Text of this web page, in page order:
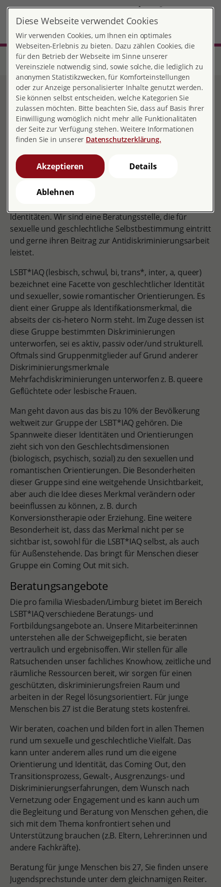
DE
Start Hessen
Beratungsstelle Wiesbaden
Sexuelle Orientierung und geschlechtliche Identität (LSBT*IAQ)
Sexuelle Orientierung und
geschlechtliche Identität
(LSBT*IAQ)
Die pro familia Wiesbaden/Limburg versteht sich als
Anlaufstelle für Menschen aller sexuellen und
Identitäten. Wir sind eine Beratungsstelle, die für
sexuelle und geschlechtliche Selbstbestimmung eintritt
und gerne ihren Beitrag zur Antidiskriminierungsarbeit
leistet.
LSBT*IAQ (lesbisch, schwul, bi, trans*, inter, a, queer)
bezeichnet eine Facette von geschlechtlicher Identität
und sexueller, sowie romantischer Orientierungen. Es
dient einer Gruppe als Identifikationsmerkmal, die
abseits der cis-hetero Norm steht. Im Zuge dessen ist
diese Gruppe bestimmten Diskriminierungen
unterworfen, sei es aktiv, passiv oder/und strukturell.
Oftmals sind Gruppenmitglieder auf Grund anderer
Diskriminierungsmerkmale
Mehrfachdiskriminierungen unterworfen z. B. queere
Geflüchtete oder lesbische Frauen.
Man geht davon aus das bis zu 10% der Bevölkerung
weltweit zur Gruppe der LSBT*IAQ gehören. Die
Spannweite dieser Identitäten und Orientierungen
zieht sich von den Geschlechtsdimensionen
(biologisch, psychisch, sozial) zu den sexuellen und
romantischen Orientierungen. Die Besonderheiten
dieser Gruppe sind eine weitgehende Unsichtbarkeit,
aber auch die Idee dieses Merkmal verändern oder
beeinflussen zu können, z. B. durch
Konversionstherapie oder Erziehung. Eine weitere
Besonderheit ist, dass das Merkmal nicht per se
sichtbar ist, sowohl für die LSBT*IAQ selbst, als auch
für Außenstehende. Das bringt für Menschen dieser
Gruppe ein Coming Out mit sich.
Beratungsangebote
Die pro familia Wiesbaden/Limburg bietet im Bereich
LSBT*IAQ verschiedene Beratungs- und
Fortbildungsangebote an. Unsere Mitarbeiter:innen
unterstehen alle der Schweigepflicht, sie beraten
vertraulich und ergebnisoffen. Wir stellen für alle
Ratsuchenden unser fachliches Knowhow, zeitliche und
räumliche Ressourcen bereit, wir sorgen für einen
geschützten, diskriminierungsfreien Raum und
arbeiten in der Regel lösungsorientiert. Für junge
Menschen bis 27 ist die Beratung stets kostenfrei.
Wir beraten, coachen und bilden fort in allen Themen
rund um sexuelle und geschlechtliche Vielfalt. Das
kann unter anderem alles rund um die eigene
Orientierung und Identität, das Coming Out, den
Transitionsprozess, Gewalt-, Ausgrenzungs- und
Diskriminierungserfahrungen, dem Wunsch nach
Vernetzung oder Engagement und es kann auch um
die Begleitung und Beratung von Menschen gehen, die
sich mit dem Thema konfrontiert sehen und
Unterstützung brauchen (z.B. Eltern, Lehrer:innen und
andere Fachkräfte).
Beratung für junge Menschen bis 27, Sie finden unsere
Jugendsprechstunde unter dem gleichnamigen Reiter.
Diese Webseite verwendet Cookies
Wir verwenden Cookies, um Ihnen ein optimales
Webseiten-Erlebnis zu bieten. Dazu zählen Cookies, die
für den Betrieb der Webseite im Sinne unserer
Vereinsziele notwendig sind, sowie solche, die lediglich zu
anonymen Statistikzwecken, für Komforteinstellungen
oder zur Anzeige personalisierter Inhalte genutzt werden.
Sie können selbst entscheiden, welche Kategorien Sie
zulassen möchten. Bitte beachten Sie, dass auf Basis Ihrer
Einwilligung womöglich nicht mehr alle Funktionalitäten
der Seite zur Verfügung stehen. Weitere Informationen
finden Sie in unserer Datenschutzerklärung.
Akzeptieren Details
Ablehnen